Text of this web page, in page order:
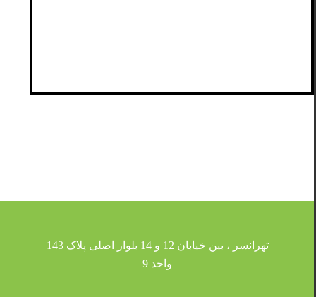
تهرانسر ، بین خیابان 12 و 14 بلوار اصلی پلاک 143
واحد 9